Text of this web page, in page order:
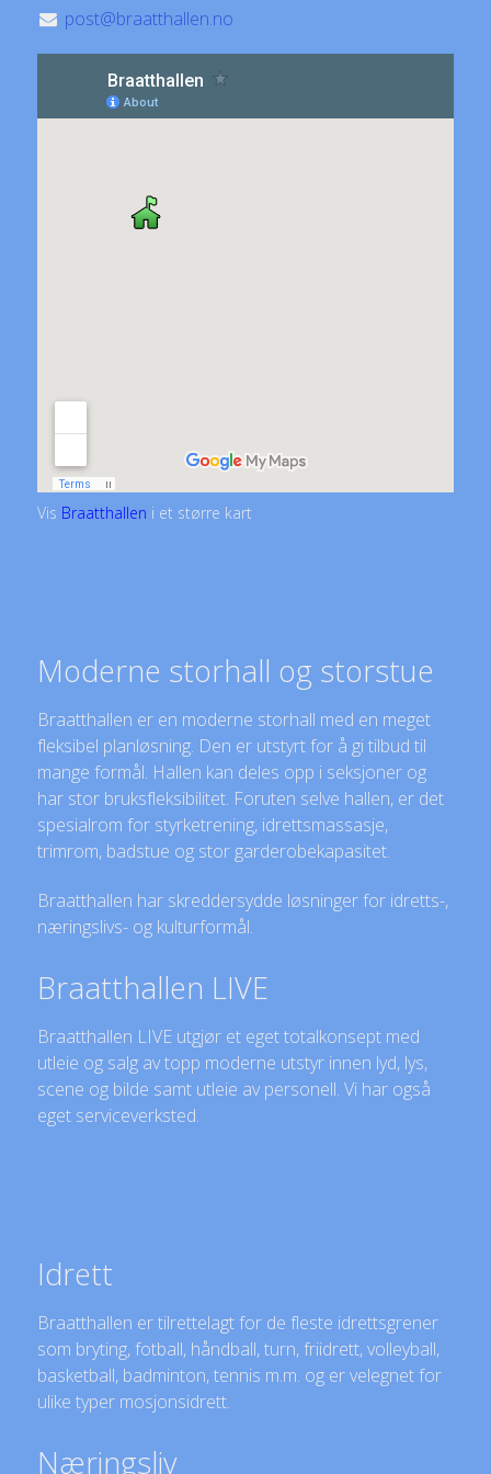
post@braatthallen.no
Vis Braatthallen i et større kart
Moderne storhall og storstue
Braatthallen er en moderne storhall med en meget
fleksibel planløsning. Den er utstyrt for å gi tilbud til
mange formål. Hallen kan deles opp i seksjoner og
har stor bruksfleksibilitet. Foruten selve hallen, er det
spesialrom for styrketrening, idrettsmassasje,
trimrom, badstue og stor garderobekapasitet.
Braatthallen har skreddersydde løsninger for idretts-,
næringslivs- og kulturformål.
Braatthallen LIVE
Braatthallen LIVE utgjør et eget totalkonsept med
utleie og salg av topp moderne utstyr innen lyd, lys,
scene og bilde samt utleie av personell. Vi har også
eget serviceverksted.
Idrett
Braatthallen er tilrettelagt for de fleste idrettsgrener
som bryting, fotball, håndball, turn, friidrett, volleyball,
basketball, badminton, tennis m.m. og er velegnet for
ulike typer mosjonsidrett.
Næringsliv